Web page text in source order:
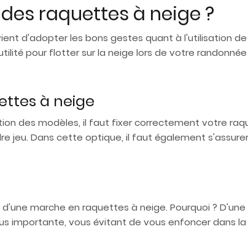
raquettes à neige ?
d'adopter les bons gestes quant à l'utilisation
pour flotter sur la neige lors de votre
à neige
des modèles, il faut fixer correctement votre
jeu. Dans cette optique, il faut également
marche en raquettes à neige. Pourquoi ?
importante, vous évitant de vous enfoncer dans